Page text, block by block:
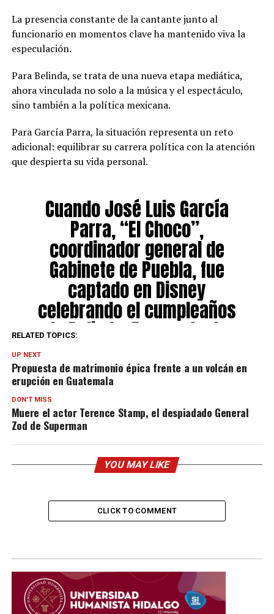
La presencia constante de la cantante junto al
funcionario en momentos clave ha mantenido viva la
especulación.
Para Belinda, se trata de una nueva etapa mediática,
ahora vinculada no solo a la música y el espectáculo,
sino también a la política mexicana.
Para García Parra, la situación representa un reto
adicional: equilibrar su carrera política con la atención
que despierta su vida personal.
Cuando José Luis García
Parra, “El Choco”,
coordinador general de
Gabinete de Puebla, fue
captado en Disney
celebrando el cumpleaños
de Belinda. En agosto de
pic.twitter.com/n6utR5eT
MH— Momentos Surreales
de la Política Mexicana
(@momentos_polmex)
August 16, 2025
RELATED TOPICS:
UP NEXT
Propuesta de matrimonio épica frente a un volcán en
erupción en Guatemala
DON'T MISS
Muere el actor Terence Stamp, el despiadado General
Zod de Superman
YOU MAY LIKE
CLICK TO COMMENT